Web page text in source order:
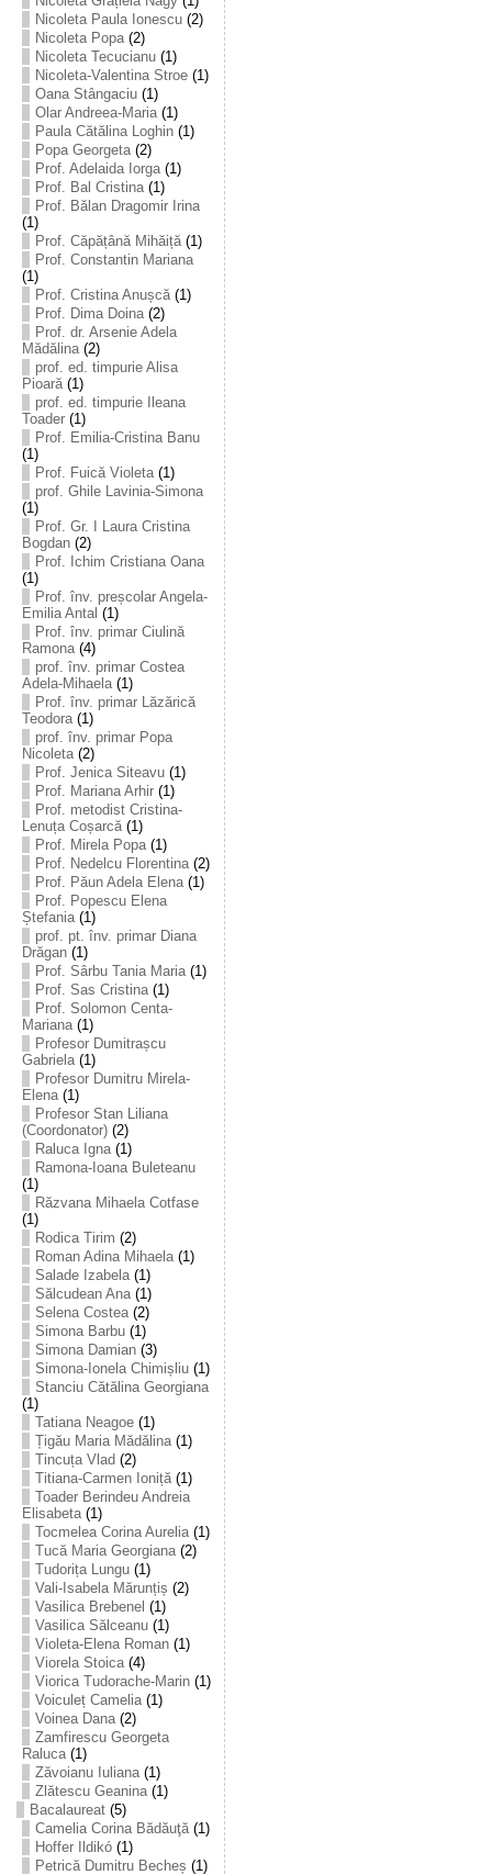
Nicoleta Paula Ionescu(2)
Nicoleta Popa(2)
Nicoleta Tecucianu(1)
Nicoleta-Valentina Stroe(1)
Oana Stângaciu(1)
Olar Andreea-Maria(1)
Paula Cătălina Loghin(1)
Popa Georgeta(2)
Prof. Adelaida Iorga(1)
Prof. Bal Cristina(1)
Prof. Bălan Dragomir Irina
(1)
Prof. Căpățână Mihăiță(1)
Prof. Constantin Mariana
(1)
Prof. Cristina Anușcă(1)
Prof. Dima Doina(2)
Prof. dr. Arsenie Adela
Mădălina(2)
prof. ed. timpurie Alisa
Pioară(1)
prof. ed. timpurie Ileana
Toader(1)
Prof. Emilia-Cristina Banu
(1)
Prof. Fuică Violeta(1)
prof. Ghile Lavinia-Simona
(1)
Prof. Gr. I Laura Cristina
Bogdan(2)
Prof. Ichim Cristiana Oana
(1)
Prof. înv. preșcolar Angela-
Emilia Antal (1)
Prof. înv. primar Ciulină
Ramona(4)
prof. înv. primar Costea
Adela-Mihaela(1)
Prof. înv. primar Lăzărică
Teodora(1)
prof. înv. primar Popa
Nicoleta(2)
Prof. Jenica Siteavu(1)
Prof. Mariana Arhir(1)
Prof. metodist Cristina-
Lenuța Coșarcă(1)
Prof. Mirela Popa(1)
Prof. Nedelcu Florentina(2)
Prof. Păun Adela Elena(1)
Prof. Popescu Elena
Ștefania(1)
prof. pt. înv. primar Diana
Drăgan(1)
Prof. Sârbu Tania Maria(1)
Prof. Sas Cristina(1)
Prof. Solomon Centa-
Mariana(1)
Profesor Dumitrașcu
Gabriela(1)
Profesor Dumitru Mirela-
Elena(1)
Profesor Stan Liliana
(Coordonator)(2)
Raluca Igna(1)
Ramona-Ioana Buleteanu
(1)
Răzvana Mihaela Cotfase
(1)
Rodica Tirim (2)
Roman Adina Mihaela(1)
Salade Izabela(1)
Sălcudean Ana(1)
Selena Costea(2)
Simona Barbu(1)
Simona Damian(3)
Simona-Ionela Chimișliu(1)
Stanciu Cătălina Georgiana
(1)
Tatiana Neagoe(1)
Țigău Maria Mădălina(1)
Tincuța Vlad (2)
Titiana-Carmen Ioniță(1)
Toader Berindeu Andreia
Elisabeta(1)
Tocmelea Corina Aurelia(1)
Tucă Maria Georgiana(2)
Tudorița Lungu(1)
Vali-Isabela Mărunțiș (2)
Vasilica Brebenel (1)
Vasilica Sălceanu(1)
Violeta-Elena Roman(1)
Viorela Stoica(4)
Viorica Tudorache-Marin(1)
Voiculeț Camelia(1)
Voinea Dana(2)
Zamfirescu Georgeta
Raluca(1)
Zăvoianu Iuliana(1)
Zlătescu Geanina(1)
Bacalaureat(5)
Camelia Corina Bădăuţă(1)
Hoffer Ildikó(1)
Petrică Dumitru Becheș (1)